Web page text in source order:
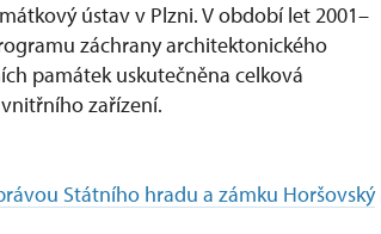
ústav v Plzni. V období let 2001–
záchrany architektonického
památek uskutečněna celková
zařízení.
Státního hradu a zámku Horšovský